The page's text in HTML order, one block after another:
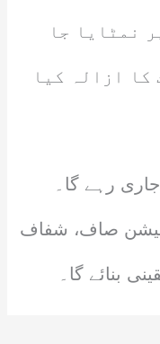
نمٹایا جا
کا ازالہ کیا
رہے گا۔
صاف، شفاف
بنائے گا۔